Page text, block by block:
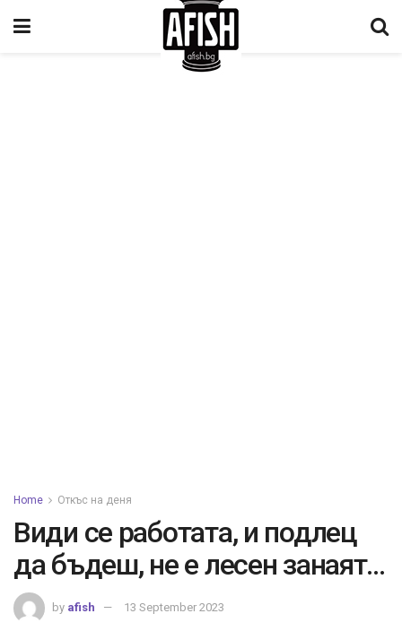
Home Откъс на деня
Види се работата, и подлец
да бъдеш, не е лесен занаят…
by afish 13 September 2023